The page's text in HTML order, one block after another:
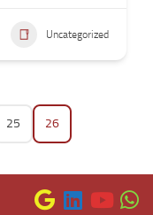
Uncategorized
25 26